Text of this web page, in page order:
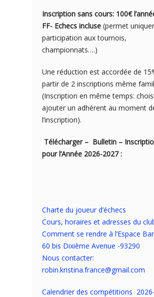
Inscription sans cours: 100€
FF- Echecs incluse (permet
participation aux tournois,
championnats….)
Une réduction est accordée de
partir de 2 inscriptions même
(Inscription en même temps:
ajouter un adhérent au moment
l’inscription).
Télécharger – Bulletin –
pour l’Année 2026-2027 :
Charte du joueur d’échecs
Cours, horaires et adresses du
Comment se rendre à l’Espace
60 bis Dixième Avenue -93290
Nous contacter:
robin.kristina.france@gmail.com
Calendrier des compétitions